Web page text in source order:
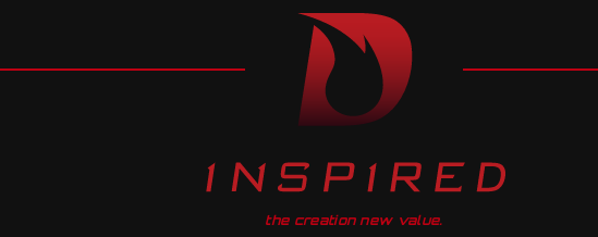
the creation new value.